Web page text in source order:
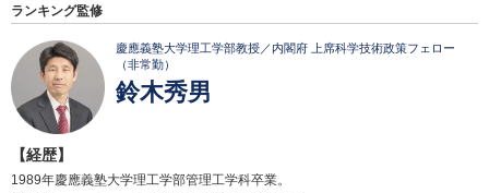
ランキング監修
慶應義塾大学理工学部教授／内閣府 上席科学技術政策フェロー
（非常勤）
鈴木秀男
【経歴】
1989年慶應義塾大学理工学部管理工学科卒業。